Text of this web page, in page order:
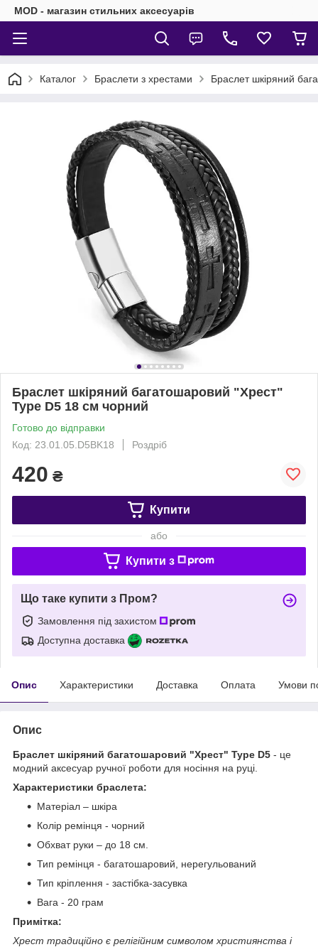
MOD - магазин стильних аксесуарів
Каталог Браслети з хрестами Браслет шкіряний
Браслет шкіряний багатошаровий "Хрест"
Type D5 18 см чорний
Готово до відправки
Код: 23.01.05.D5BK18
Роздріб
420 ₴
Купити
або
Купити з
Що таке купити з Пром?
Замовлення під захистом
Доступна доставка
Опис Характеристики Доставка Оплата Умови
Опис
Браслет шкіряний багатошаровий "Хрест" Type D5 - це
модний аксесуар ручної роботи для носіння на руці.
Характеристики браслета:
Матеріал – шкіра
Колір ремінця - чорний
Обхват руки – до 18 см.
Тип ремінця - багатошаровий, нерегульований
Тип кріплення - застібка-засувка
Вага - 20 грам
Примітка:
Хрест традиційно є релігійним символом християнства і